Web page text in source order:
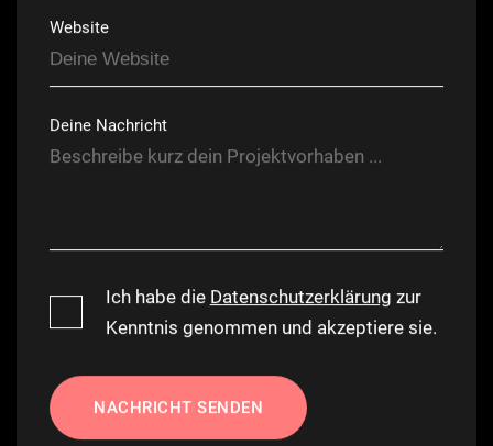
Website
Deine Nachricht
Ich habe die Datenschutzerklärung zur
Kenntnis genommen und akzeptiere sie.
NACHRICHT SENDEN